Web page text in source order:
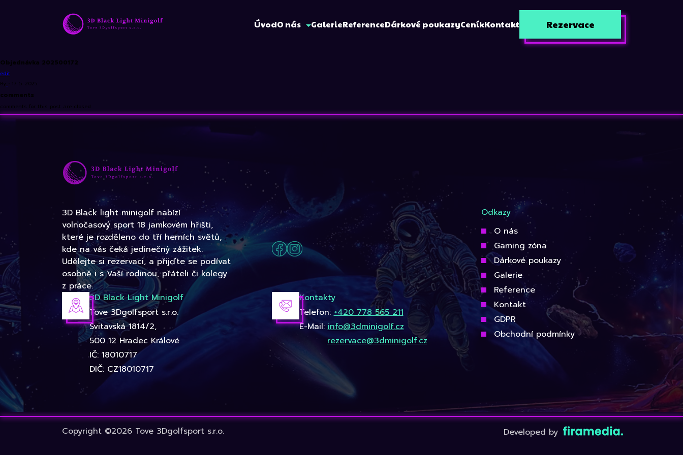
ÚvodO nás GalerieReferenceDárkové poukazyCeníkKontakt Rezervace
Objednávka 202500172
edit
By • 17. 5. 2025
comments
comments for this post are closed
3D Black light minigolf nabízí
volnočasový sport 18 jamkovém hřišti,
které je rozděleno do tří herních světů,
kde na vás čeká jedinečný zážitek.
Udělejte si rezervaci, a přijďte se podívat
osobně i s Vaší rodinou, přáteli či kolegy
z práce.
3D Black Light Minigolf
Tove 3Dgolfsport s.r.o.
Svitavská 1814/2,
500 12 Hradec Králové
IČ: 18010717
DIČ: CZ18010717
Kontakty
Telefon:+420 778 565 211
E-Mail:info@3dminigolf.cz
rezervace@3dminigolf.cz
Odkazy
O nás
Gaming zóna
Dárkové poukazy
Galerie
Reference
Kontakt
GDPR
Obchodní podmínky
Copyright ©2026 Tove 3Dgolfsport s.r.o. Developed by